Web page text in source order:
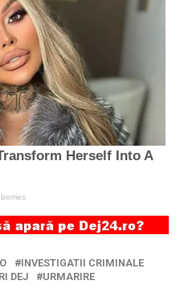
INVESTIGATII CRIMINALE
DEJ
URMARIRE